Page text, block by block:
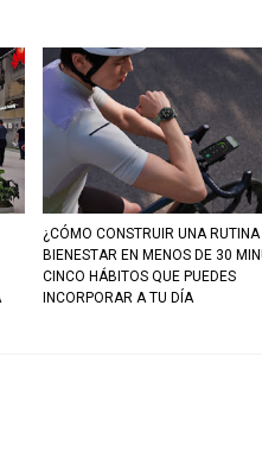
¿CÓMO CONSTRUIR UNA RUTINA
BIENESTAR EN MENOS DE 30
CINCO HÁBITOS QUE PUEDES
INCORPORAR A TU DÍA